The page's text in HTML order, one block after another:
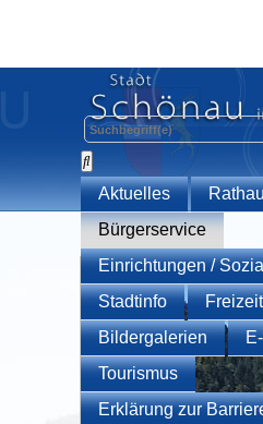
Aktuelles
Bürgerservice
Einrichtungen /
Stadtinfo
Bildergalerien
Tourismus
Erklärung zur